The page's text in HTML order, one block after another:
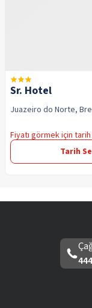
Sr. Hotel
Juazeiro do Norte,
Fiyatı görmek için
Tarih